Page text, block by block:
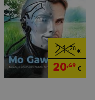
21,78€
20,69 €